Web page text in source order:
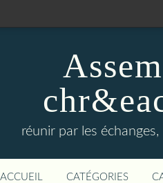
réunir par les
ACCUEIL CATÉGORIES